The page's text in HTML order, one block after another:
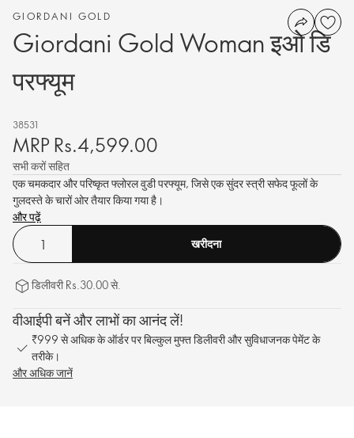
GIORDANI GOLD
Giordani Gold Woman इओ डि
परफ्यूम
38531
MRP Rs.4,599.00
सभी करों सहित
एक चमकदार और परिष्कृत फ्लोरल वुडी परफ्यूम, जिसे एक सुंदर स्त्री सफेद फूलों के
गुलदस्ते के चारों ओर तैयार किया गया है।
और पढ़ें
खरीदना
डिलीवरी Rs.30.00 से.
वीआईपी बनें और लाभों का आनंद लें!
₹999 से अधिक के ऑर्डर पर बिल्कुल मुफ्त डिलीवरी और सुविधाजनक पेमेंट के
तरीके।
और अधिक जानें